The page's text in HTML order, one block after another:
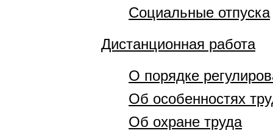
Социальные отпуска
Дистанционная работа
О порядке
Об особенностях
Об охране труда